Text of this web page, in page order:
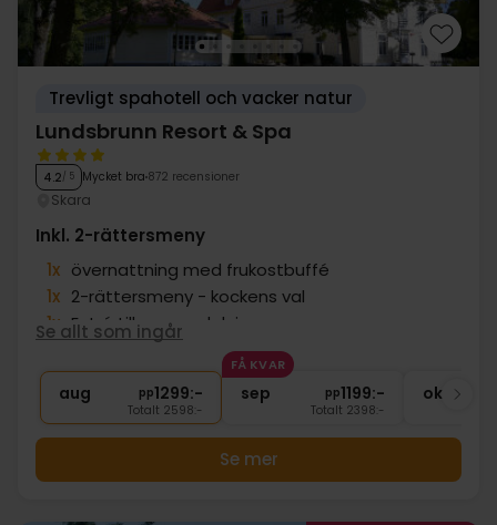
Trevligt spahotell och vacker natur
Lundsbrunn Resort & Spa
4.2/ 5 Mycket bra 872 recensioner
Skara
Inkl. 2-rättersmeny
1x övernattning med frukostbuffé
1x 2-rättersmeny - kockens val
1x Entré till spa-avdelning
Te, vatten, frukt
∞ Badrock och tofflor
Se allt som ingår
aug pp1299:-
Totalt 2598:-
FÅ KVAR
sep pp1199:-
Totalt 2398:-
okt
Se mer